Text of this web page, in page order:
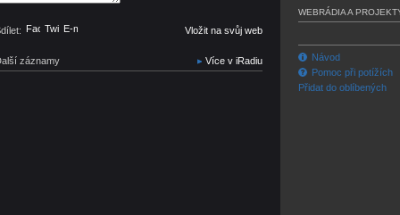
Facebook
TwitterE-mail Vložit na svůj web
záznamy Více v iRadiu
WEBRÁDIA A
Návod
Pomoc při potížích
Přidat do oblíbených